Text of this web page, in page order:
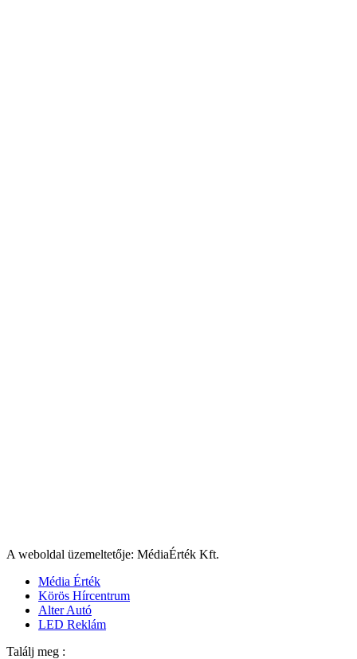
A weboldal üzemeltetője: MédiaÉrték Kft.
Média Érték
Körös Hírcentrum
Alter Autó
LED Reklám
Találj meg :